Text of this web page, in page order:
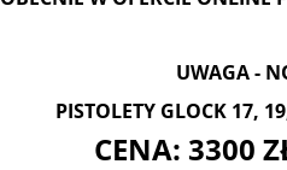
UWAGA -
PISTOLETY GLOCK 17,
CENA: 3300